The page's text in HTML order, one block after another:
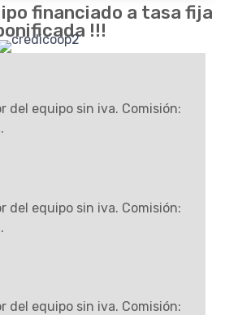
financiado a tasa fija
!!!
del equipo sin iva. Comisión:
del equipo sin iva. Comisión:
del equipo sin iva. Comisión: